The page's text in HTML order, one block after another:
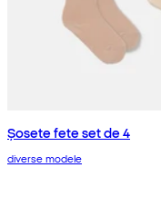
Șosete fete set de 4
diverse modele